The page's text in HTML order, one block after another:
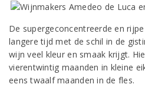
De supergeconcentreerde en
langere tijd met de schil in de
wijn veel kleur en smaak krijgt.
vierentwintig maanden in kleine
eens twaalf maanden in de fles.